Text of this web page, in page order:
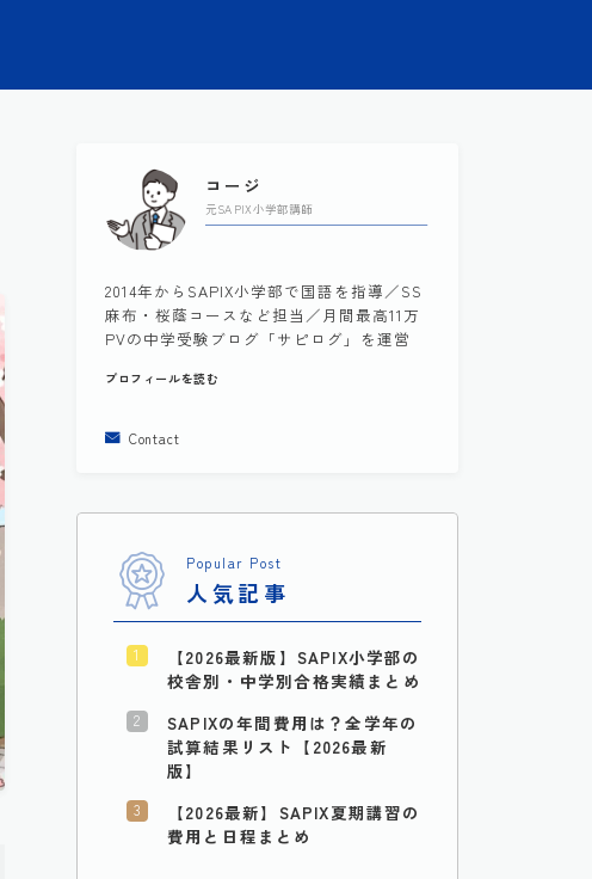
コージ
元SAPIX小学部講師
2014年からSAPIX小学部で国語を指導／SS
麻布・桜蔭コースなど担当／月間最高11万
PVの中学受験ブログ「サピログ」を運営
プロフィールを読む
Contact
Popular Post
人気記事
【2026最新版】SAPIX小学部の
校舎別・中学別合格実績まとめ
SAPIXの年間費用は？全学年の
試算結果リスト【2026最新
版】
【2026最新】SAPIX夏期講習の
費用と日程まとめ